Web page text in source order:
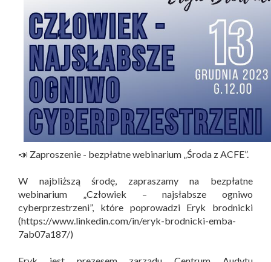
📣 Zaproszenie - bezpłatne webinarium „Środa z ACFE”.
W najbliższą środę, zapraszamy na bezpłatne
webinarium „Człowiek – najsłabsze ogniwo
cyberprzestrzeni”, które poprowadzi Eryk brodnicki
(https://www.linkedin.com/in/eryk-brodnicki-emba-
7ab07a187/)